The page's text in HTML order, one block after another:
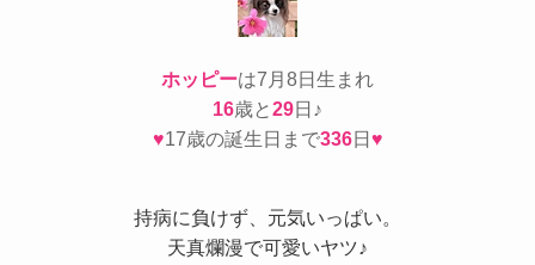
ホッピーは7月8日生まれ
16歳と29日♪
♥17歳の誕生日まで336日♥
持病に負けず、元気いっぱい。
天真爛漫で可愛いヤツ♪